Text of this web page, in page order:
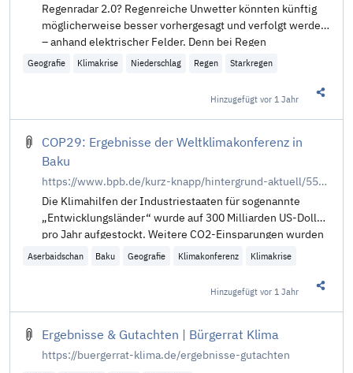
Regenradar 2.0? Regenreiche Unwetter könnten künftig
möglicherweise besser vorhergesagt und verfolgt werden
– anhand elektrischer Felder. Denn bei Regen
Geografie Klimakrise Niederschlag Regen Starkregen
Hinzugefügtvor 1 Jahr
COP29: Ergebnisse der Weltklimakonferenz in
Baku
https://www.bpb.de/kurz-knapp/hintergrund-aktuell/556173/cop29-ergebnisse-der-weltklimakonferenz-in-baku/
Die Klimahilfen der Industriestaaten für sogenannte
„Entwicklungsländer“ wurde auf 300 Milliarden US-Dollar
pro Jahr aufgestockt. Weitere CO2-Einsparungen wurden
nicht beschlossen. Die Ergebnisse des Gipfels sind
Aserbaidschan Baku Geografie Klimakonferenz Klimakrise
Hinzugefügtvor 1 Jahr
Ergebnisse & Gutachten | Bürgerrat Klima
https://buergerrat-klima.de/ergebnisse-gutachten